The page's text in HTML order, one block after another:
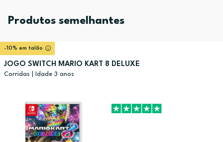
Produtos semelhantes
-10% em talão
JOGO SWITCH MARIO KART 8 DELUXE
Corridas | Idade 3 anos